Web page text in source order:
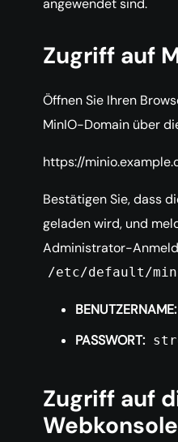
angewendet sind.
Zugriff auf
Öffnen Sie Ihren
MinIO-Domain über
https://
Bestätigen Sie, dass
geladen wird, und
Administrator-
/etc/default/
BENUTZERNAME:
PASSWORT:
Zugriff auf
Webkonsole